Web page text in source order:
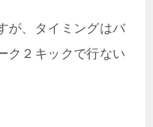
が、タイミングはバ
ク２キックで行ない